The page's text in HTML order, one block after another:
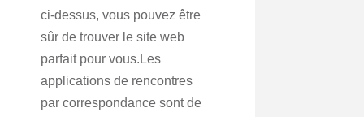
ci-dessus, vous pouvez être
sûr de trouver le site web
parfait pour vous.Les
applications de rencontres
par correspondance sont de